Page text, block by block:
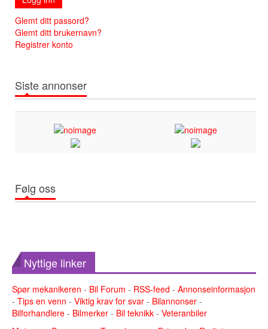
Glemt ditt passord?
Glemt ditt brukernavn?
Registrer konto
Siste annonser
Følg oss
Nyttige linker
Spør mekanikeren - Bil Forum - RSS-feed - Annonseinformasjon
- Tips en venn - Viktig krav for svar - Bilannonser -
Bilforhandlere - Bilmerker - Bil teknikk - Veteranbiler